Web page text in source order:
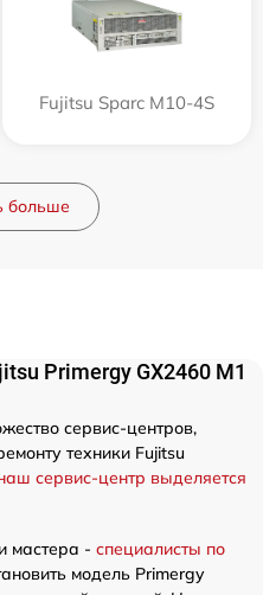
Fujitsu Sparc M10-4S
больше
Primergy GX2460 M1
сервис-центров,
техники Fujitsu
сервис-центр выделяется
мастера - специалисты по
модель Primergy